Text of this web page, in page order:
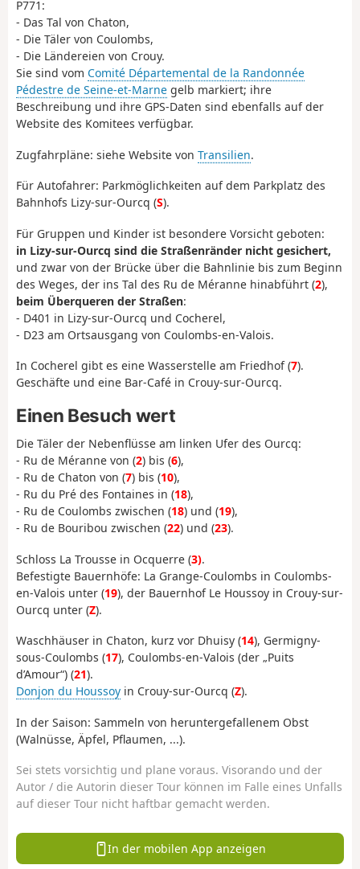
P771:
- Das Tal von Chaton,
- Die Täler von Coulombs,
- Die Ländereien von Crouy.
Sie sind vom Comité Départemental de la Randonnée
Pédestre de Seine-et-Marne gelb markiert; ihre
Beschreibung und ihre GPS-Daten sind ebenfalls auf der
Website des Komitees verfügbar.
Zugfahrpläne: siehe Website von Transilien.
Für Autofahrer: Parkmöglichkeiten auf dem Parkplatz des
Bahnhofs Lizy-sur-Ourcq (S).
Für Gruppen und Kinder ist besondere Vorsicht geboten:
in Lizy-sur-Ourcq sind die Straßenränder nicht gesichert,
und zwar von der Brücke über die Bahnlinie bis zum Beginn
des Weges, der ins Tal des Ru de Méranne hinabführt (2),
beim Überqueren der Straßen:
- D401 in Lizy-sur-Ourcq und Cocherel,
- D23 am Ortsausgang von Coulombs-en-Valois.
In Cocherel gibt es eine Wasserstelle am Friedhof (7).
Geschäfte und eine Bar-Café in Crouy-sur-Ourcq.
Einen Besuch wert
Die Täler der Nebenflüsse am linken Ufer des Ourcq:
- Ru de Méranne von (2) bis (6),
- Ru de Chaton von (7) bis (10),
- Ru du Pré des Fontaines in (18),
- Ru de Coulombs zwischen (18) und (19),
- Ru de Bouribou zwischen (22) und (23).
Schloss La Trousse in Ocquerre (3).
Befestigte Bauernhöfe: La Grange-Coulombs in Coulombs-
en-Valois unter (19), der Bauernhof Le Houssoy in Crouy-sur-
Ourcq unter (Z).
Waschhäuser in Chaton, kurz vor Dhuisy (14), Germigny-
sous-Coulombs (17), Coulombs-en-Valois (der „Puits
d’Amour“) (21).
Donjon du Houssoy in Crouy-sur-Ourcq (Z).
In der Saison: Sammeln von heruntergefallenem Obst
(Walnüsse, Äpfel, Pflaumen, ...).
Sei stets vorsichtig und plane voraus. Visorando und der
Autor / die Autorin dieser Tour können im Falle eines Unfalls
auf dieser Tour nicht haftbar gemacht werden.
In der mobilen App anzeigen